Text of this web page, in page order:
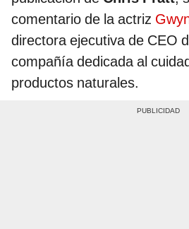
comentario de la actriz
directora ejecutiva de CEO
compañía dedicada al
productos naturales.